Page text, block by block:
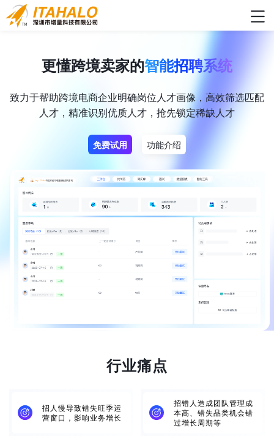
更懂跨境卖家的智能招聘系统
致力于帮助跨境电商企业明确岗位人才画像，高效筛选匹配
人才，精准识别优质人才，抢先锁定稀缺人才
免费试用 功能介绍
行业痛点
招人慢导致错失旺季运
营窗口，影响业务增长
招错人造成团队管理成
本高、错失品类机会错
过增长周期等